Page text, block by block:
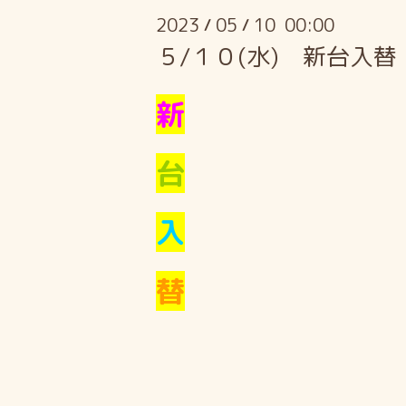
2023 / 05 / 10 00:00
５/１０(水) 新台入
新
台
入
替